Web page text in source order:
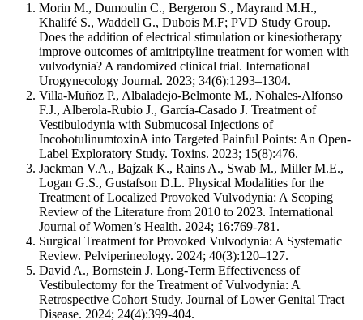
Morin M., Dumoulin C., Bergeron S., Mayrand M.H.,
Khalifé S., Waddell G., Dubois M.F; PVD Study Group.
Does the addition of electrical stimulation or kinesiotherapy
improve outcomes of amitriptyline treatment for women with
vulvodynia? A randomized clinical trial. International
Urogynecology Journal. 2023; 34(6):1293–1304.
Villa-Muñoz P., Albaladejo-Belmonte M., Nohales-Alfonso
F.J., Alberola-Rubio J., García-Casado J. Treatment of
Vestibulodynia with Submucosal Injections of
IncobotulinumtoxinA into Targeted Painful Points: An Open-
Label Exploratory Study. Toxins. 2023; 15(8):476.
Jackman V.A., Bajzak K., Rains A., Swab M., Miller M.E.,
Logan G.S., Gustafson D.L. Physical Modalities for the
Treatment of Localized Provoked Vulvodynia: A Scoping
Review of the Literature from 2010 to 2023. International
Journal of Women’s Health. 2024; 16:769-781.
Surgical Treatment for Provoked Vulvodynia: A Systematic
Review. Pelviperineology. 2024; 40(3):120–127.
David A., Bornstein J. Long-Term Effectiveness of
Vestibulectomy for the Treatment of Vulvodynia: A
Retrospective Cohort Study. Journal of Lower Genital Tract
Disease. 2024; 24(4):399-404.